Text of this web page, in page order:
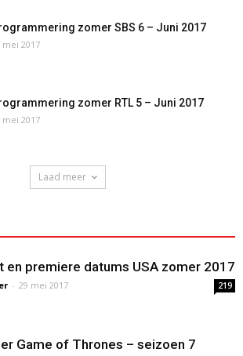
zomer SBS 6 – Juni 2017
mei 2017
zomer RTL 5 – Juni 2017
mei 2017
Laad meer
en premiere datums USA zomer 2017
- 29 mei 2017 219
Game of Thrones – seizoen 7